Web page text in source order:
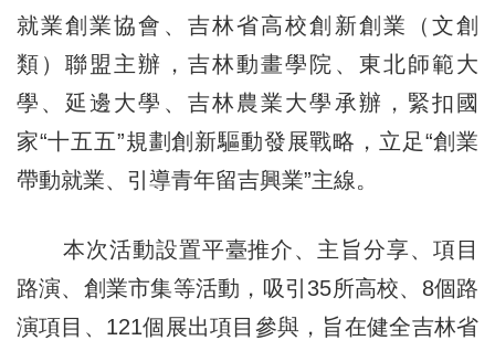
就業創業協會、吉林省高校創新創業（文創
類）聯盟主辦，吉林動畫學院、東北師範大
學、延邊大學、吉林農業大學承辦，緊扣國
家“十五五”規劃創新驅動發展戰略，立足“創業
帶動就業、引導青年留吉興業”主線。
本次活動設置平臺推介、主旨分享、項目
路演、創業市集等活動，吸引35所高校、8個路
演項目、121個展出項目參與，旨在健全吉林省